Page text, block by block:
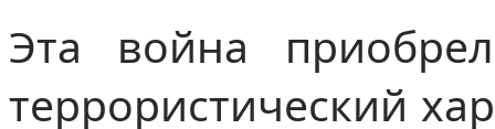
Эта война
террористический